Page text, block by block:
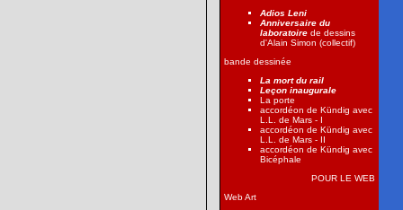
Adios Leni
Anniversaire du
laboratoire de dessins
d'Alain Simon (collectif)
bande dessinée
La mort du rail
Leçon inaugurale
La porte
accordéon de Kündig avec
L.L. de Mars - I
accordéon de Kündig avec
L.L. de Mars - II
accordéon de Kündig avec
Bicéphale
POUR LE WEB
Web Art